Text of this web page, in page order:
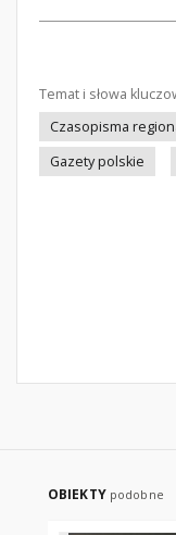
Temat i słowa
Czasopisma
Gazety polskie
OBIEKTY podobne